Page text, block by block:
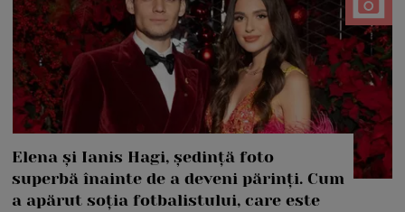
Elena și Ianis Hagi, ședință foto
superbă înainte de a deveni părinți. Cum
a apărut soția fotbalistului, care este